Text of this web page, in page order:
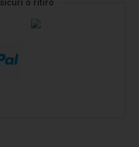
o ritiro